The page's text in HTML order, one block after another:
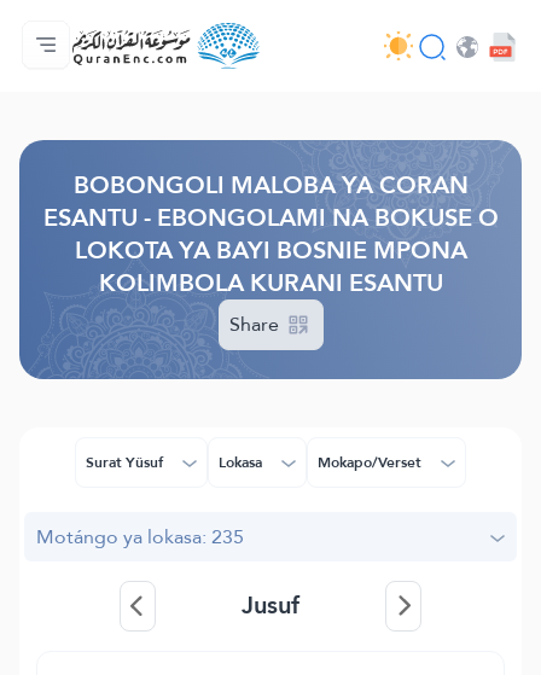
Accueil/Boyambi
Index ya mabongoli
Audio
Misala ya ba développeurs - API
À propos ya projet
Bokutana na biso
Lokota/munoko
BOBONGOLI MALOBA YA CORAN
ESANTU - EBONGOLAMI NA BOKUSE O
LOKOTA YA BAYI BOSNIE MPONA
KOLIMBOLA KURANI ESANTU
Share
Surat Yûsuf Lokasa Mokapo/Verset
Motángo ya lokasa: 235
Jusuf